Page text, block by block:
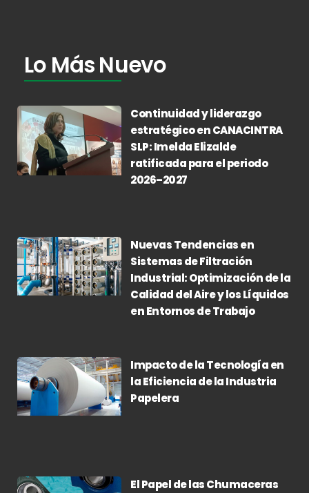
Lo Más Nuevo
Continuidad y liderazgo
estratégico en CANACINTRA
SLP: Imelda Elizalde
ratificada para el periodo
2026–2027
Nuevas Tendencias en
Sistemas de Filtración
Industrial: Optimización de la
Calidad del Aire y los Líquidos
en Entornos de Trabajo
Impacto de la Tecnología en
la Eficiencia de la Industria
Papelera
El Papel de las Chumaceras